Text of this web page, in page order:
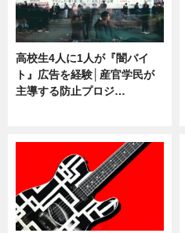
高校生4人に1人が『闇バイ
ト』広告を経験│産官学民が
主導する防止プロジ…